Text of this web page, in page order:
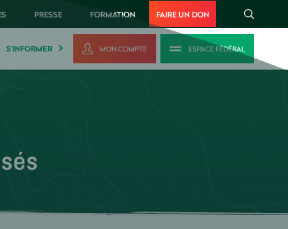
PRESSE FORMATION FAIRE UN DON
S'INFORMER MON COMPTE ESPACE FÉDÉRAL